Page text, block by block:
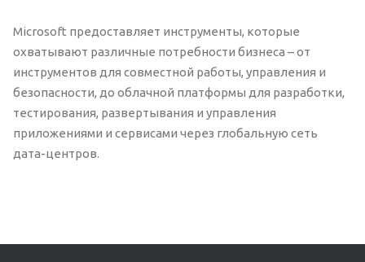
Microsoft предоставляет инструменты, которые
охватывают различные потребности бизнеса – от
инструментов для совместной работы, управления и
безопасности, до облачной платформы для разработки,
тестирования, развертывания и управления
приложениями и сервисами через глобальную сеть
дата-центров.